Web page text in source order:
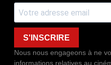
S'INSCRIRE
Nous nous engageons à ne
informations relatives au